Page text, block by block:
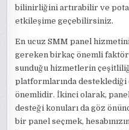
bilinirliğini artırabilir ve
etkileşime geçebilirsiniz.
En ucuz SMM panel
gereken birkaç önemli
sunduğu hizmetlerin
platformlarında
önemlidir. İkinci olarak,
desteği konuları da göz
bir panel seçmek,